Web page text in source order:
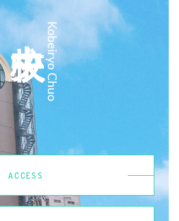
Kobeiryo Chuo
ACCESS